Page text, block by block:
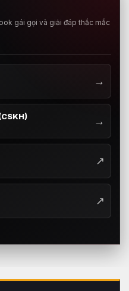
gái gọi và giải đáp thắc mắc
→
→
↗
↗